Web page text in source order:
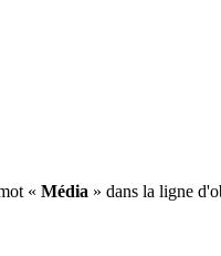
« Média » dans la ligne